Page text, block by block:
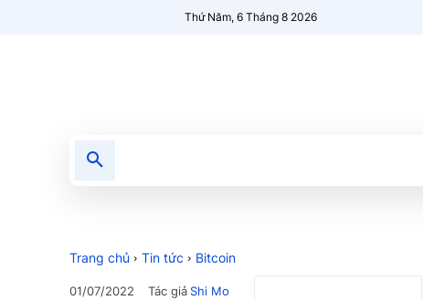
Thứ Năm, 6 Tháng 8 2026
Trang chủ Tin tức Bitcoin
01/07/2022 Tác giảShi Mo